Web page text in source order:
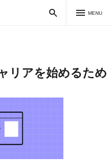
MENU
リアを始めるため